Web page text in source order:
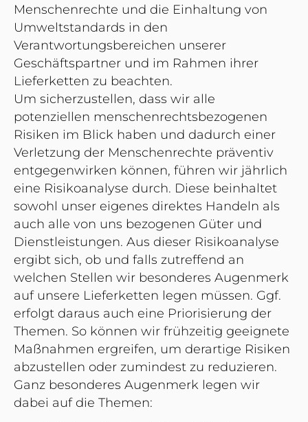
Menschenrechte und die Einhaltung von
Umweltstandards in den
Verantwortungsbereichen unserer
Geschäftspartner und im Rahmen ihrer
Lieferketten zu beachten.
Um sicherzustellen, dass wir alle
potenziellen menschenrechtsbezogenen
Risiken im Blick haben und dadurch einer
Verletzung der Menschenrechte präventiv
entgegenwirken können, führen wir jährlich
eine Risikoanalyse durch. Diese beinhaltet
sowohl unser eigenes direktes Handeln als
auch alle von uns bezogenen Güter und
Dienstleistungen. Aus dieser Risikoanalyse
ergibt sich, ob und falls zutreffend an
welchen Stellen wir besonderes Augenmerk
auf unsere Lieferketten legen müssen. Ggf.
erfolgt daraus auch eine Priorisierung der
Themen. So können wir frühzeitig geeignete
Maßnahmen ergreifen, um derartige Risiken
abzustellen oder zumindest zu reduzieren.
Ganz besonderes Augenmerk legen wir
dabei auf die Themen: